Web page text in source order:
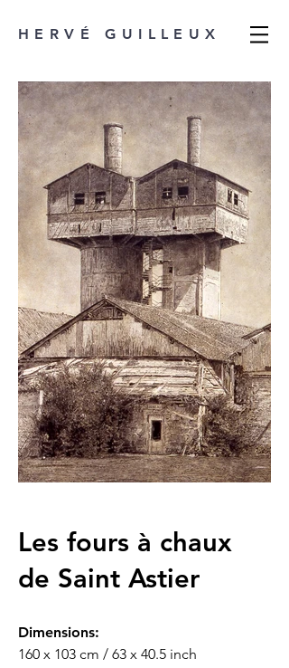
HERVÉ GUILLEUX
Les fours à chaux
de Saint Astier
Dimensions:
160 x 103 cm / 63 x 40.5 inch